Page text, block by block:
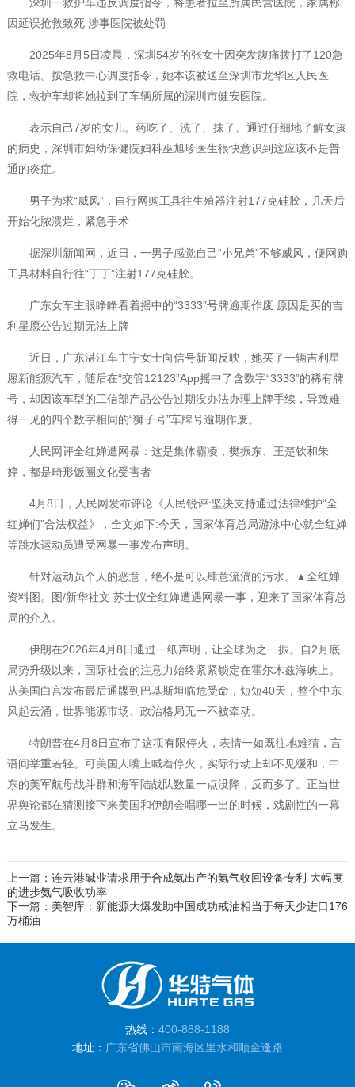
深圳一救护车违反调度指令，将患者拉至所属民营医院，家属称
因延误抢救致死 涉事医院被处罚
2025年8月5日凌晨，深圳54岁的张女士因突发腹痛拨打了120急
救电话。按急救中心调度指令，她本该被送至深圳市龙华区人民医
院，救护车却将她拉到了车辆所属的深圳市健安医院。
表示自己7岁的女儿。药吃了、洗了、抹了。通过仔细地了解女孩
的病史，深圳市妇幼保健院妇科巫旭珍医生很快意识到这应该不是普
通的炎症。
男子为求“威风”，自行网购工具往生殖器注射177克硅胶，几天后
开始化脓溃烂，紧急手术
据深圳新闻网，近日，一男子感觉自己“小兄弟”不够威风，便网购
工具材料自行往“丁丁”注射177克硅胶。
广东女车主眼睁睁看着摇中的“3333”号牌逾期作废 原因是买的吉
利星愿公告过期无法上牌
近日，广东湛江车主宁女士向信号新闻反映，她买了一辆吉利星
愿新能源汽车，随后在“交管12123”App摇中了含数字“3333”的稀有牌
号，却因该车型的工信部产品公告过期没办法办理上牌手续，导致难
得一见的四个数字相同的“狮子号”车牌号逾期作废。
人民网评全红婵遭网暴：这是集体霸凌，樊振东、王楚钦和朱
婷，都是畸形饭圈文化受害者
4月8日，人民网发布评论《人民锐评:坚决支持通过法律维护“全
红婵们”合法权益》，全文如下:今天，国家体育总局游泳中心就全红婵
等跳水运动员遭受网暴一事发布声明。
针对运动员个人的恶意，绝不是可以肆意流淌的污水。▲全红婵
资料图。图/新华社文 苏士仪全红婵遭遇网暴一事，迎来了国家体育总
局的介入。
伊朗在2026年4月8日通过一纸声明，让全球为之一振。自2月底
局势升级以来，国际社会的注意力始终紧紧锁定在霍尔木兹海峡上。
从美国白宫发布最后通牒到巴基斯坦临危受命，短短40天，整个中东
风起云涌，世界能源市场、政治格局无一不被牵动。
特朗普在4月8日宣布了这项有限停火，表情一如既往地难猜，言
语间举重若轻。可美国人嘴上喊着停火，实际行动上却不见缓和，中
东的美军航母战斗群和海军陆战队数量一点没降，反而多了。正当世
界舆论都在猜测接下来美国和伊朗会唱哪一出的时候，戏剧性的一幕
立马发生。
上一篇：连云港碱业请求用于合成氨出产的氨气收回设备专利 大幅度
的进步氨气吸收功率
下一篇：美智库：新能源大爆发助中国成功戒油相当于每天少进口176
万桶油
热线： 400-888-1188
地址： 广东省佛山市南海区里水和顺金逢路